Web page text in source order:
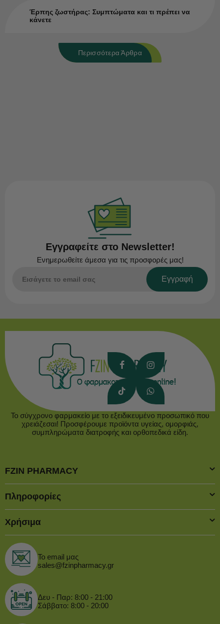
Έρπης ζωστήρας: Συμπτώματα και τι πρέπει να
κάνετε
Περισσότερα Άρθρα
Εγγραφείτε στο Newsletter!
Ενημερωθείτε άμεσα για τις προσφορές μας!
Εγγραφή
Το σύγχρονο φαρμακείο με το εξειδικευμένο προσωπικό που
χρειάζεσαι! Προσφέρουμε προϊόντα υγείας, ομορφιάς,
συμπληρώματα διατροφής και ορθοπεδικά είδη.
FZIN PHARMACY
Πληροφορίες
Χρήσιμα
Το email μας
sales@fzinpharmacy.gr
Δευ - Παρ: 8:00 - 21:00
Σάββατο: 8:00 - 20:00